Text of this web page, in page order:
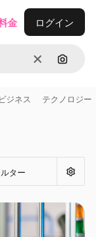
消去 画像で
金 ログイン
ビジネス テクノロジー
ター